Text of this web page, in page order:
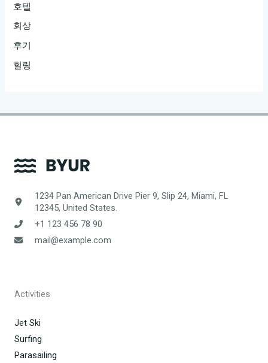
호텔
회상
후기
힐링
1234 Pan American Drive Pier 9, Slip 24, Miami, FL
12345, United States.
+1 123 456 78 90
mail@example.com
Activities
Jet Ski
Surfing
Parasailing